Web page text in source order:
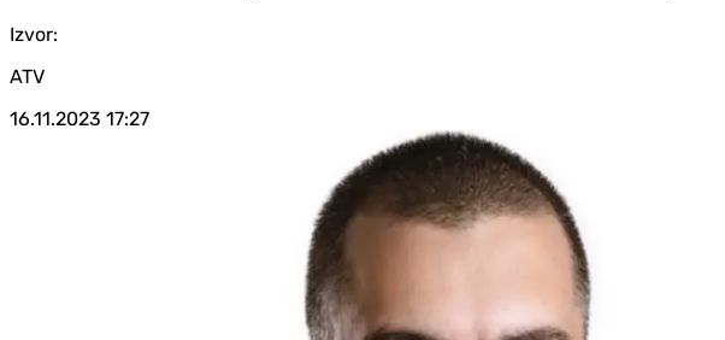
Izvor:
ATV
16.11.2023 17:27